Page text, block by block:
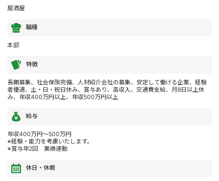
居酒屋
職種
本部
特徴
長期募集、社会保険完備、人材紹介会社の募集、安定して働ける企業、経験
者優遇、土・日・祝日休み、賞与あり、高収入、交通費支給、月8日以上休
み、年収400万円以上、年収500万円以上
給与
年収400万円～500万円
※経験・能力を考慮いたします。
※賞与年2回 業績連動
休日・休暇